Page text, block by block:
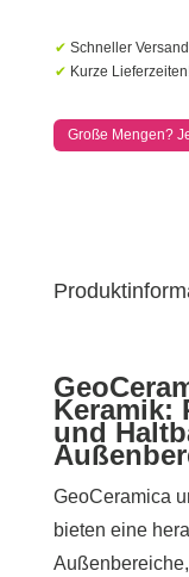
✔ Schneller Versand
✔ Kurze
Große Mengen?
Keramik:
und
GeoCeramica
bieten eine